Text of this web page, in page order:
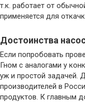
т.к. работает от
применяется для
Достоинства
Если попробовать
Гном с аналогами у
уж и простой задачей.
производителей в
продуктов. К главным